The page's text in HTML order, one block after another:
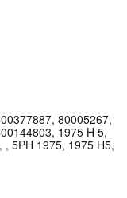
80005267,
1975 H 5,
, 5PH 1975, 1975 H5,